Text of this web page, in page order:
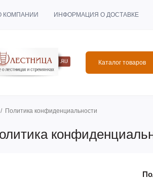
КОМПАНИИ ИНФОРМАЦИЯ О ДОСТАВКЕ
Каталог товаров
Политика конфиденциальности